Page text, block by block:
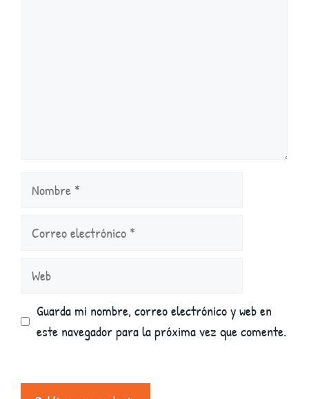
Nombre
Correo
Web
Guarda mi nombre, correo electrónico y web en
este navegador para la próxima vez que comente.